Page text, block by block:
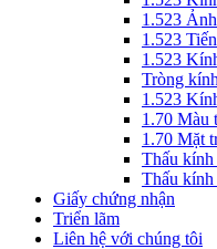
1.523
1.523
1.523
Tròng
1.523
1.70 Màu
1.70 Mặt
Thấu kính
Thấu kính
Giấy chứng nhận
Triển lãm
Liên hệ với chúng tôi